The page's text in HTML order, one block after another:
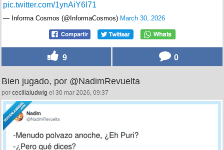
pic.twitter.com/1ynAiY6l71
— Informa Cosmos (@InformaCosmos) March 30, 2026
9 0
Bien jugado, por @NadimRevuelta
por cecilialudwig el 30 mar 2026, 09:37